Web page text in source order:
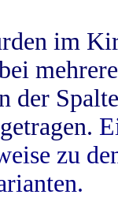
im
der
zu